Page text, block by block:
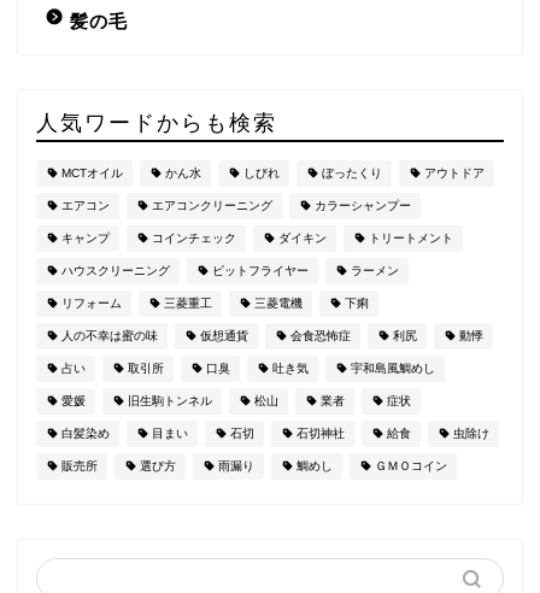
髪の毛
人気ワードからも検索
MCTオイル かん水 しびれ ぼったくり アウトドア
エアコン エアコンクリーニング カラーシャンプー
キャンプ コインチェック ダイキン トリートメント
ハウスクリーニング ビットフライヤー ラーメン
リフォーム 三菱重工 三菱電機 下痢
人の不幸は蜜の味 仮想通貨 会食恐怖症 利尻 動悸
占い 取引所 口臭 吐き気 宇和島風鯛めし
愛媛 旧生駒トンネル 松山 業者 症状
白髪染め 目まい 石切 石切神社 給食 虫除け
販売所 選び方 雨漏り 鯛めし ＧＭＯコイン